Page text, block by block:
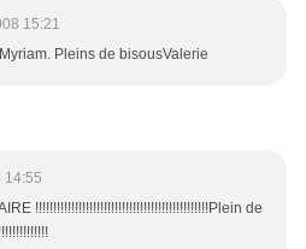
15:21
Pleins de bisousValerie
14:55
!!!!!!!!!!!!!!!!!!!!!!!!!!!!!!!!!!!!!!!!!!!!!!!!Plein de